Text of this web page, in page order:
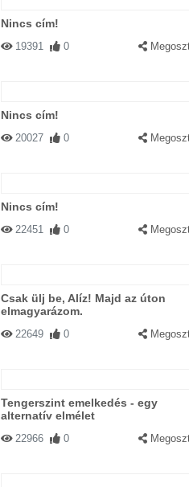
Nincs cím!
19391 0
Nincs cím!
20027 0
Nincs cím!
22451 0
Csak ülj be, Alíz! Majd az úton
elmagyarázom.
22649 0
Tengerszint emelkedés - egy
alternatív elmélet
22966 0